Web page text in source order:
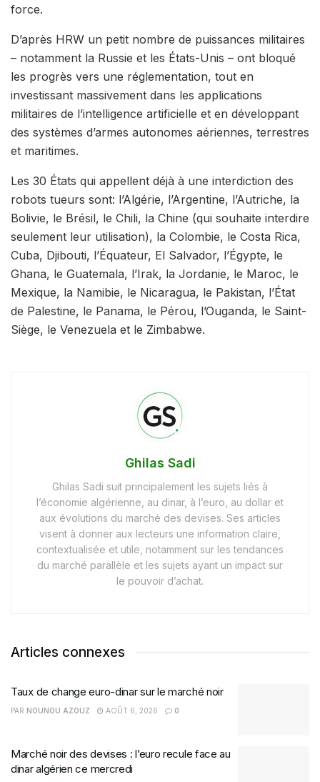
force.
D’après HRW un petit nombre de puissances militaires
– notamment la Russie et les États-Unis – ont bloqué
les progrès vers une réglementation, tout en
investissant massivement dans les applications
militaires de l’intelligence artificielle et en développant
des systèmes d’armes autonomes aériennes, terrestres
et maritimes.
Les 30 États qui appellent déjà à une interdiction des
robots tueurs sont: l’Algérie, l’Argentine, l’Autriche, la
Bolivie, le Brésil, le Chili, la Chine (qui souhaite interdire
seulement leur utilisation), la Colombie, le Costa Rica,
Cuba, Djibouti, l’Équateur, El Salvador, l’Égypte, le
Ghana, le Guatemala, l’Irak, la Jordanie, le Maroc, le
Mexique, la Namibie, le Nicaragua, le Pakistan, l’État
de Palestine, le Panama, le Pérou, l’Ouganda, le Saint-
Siège, le Venezuela et le Zimbabwe.
Ghilas Sadi
Ghilas Sadi suit principalement les sujets liés à
l’économie algérienne, au dinar, à l’euro, au dollar et
aux évolutions du marché des devises. Ses articles
visent à donner aux lecteurs une information claire,
contextualisée et utile, notamment sur les tendances
du marché parallèle et les sujets ayant un impact sur
le pouvoir d’achat.
Articles connexes
Taux de change euro-dinar sur le marché noir
PAR NOUNOU AZOUZ AOÛT 6, 2026 0
Marché noir des devises : l’euro recule face au
dinar algérien ce mercredi